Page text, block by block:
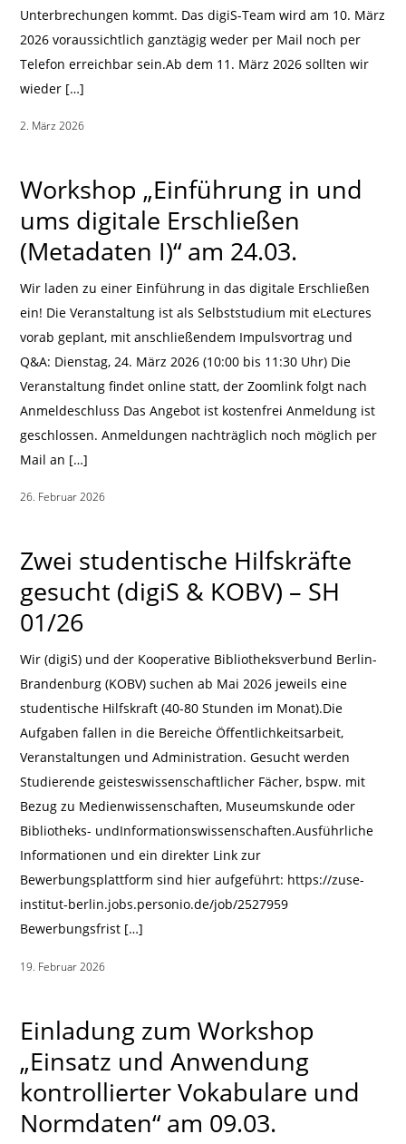
Unterbrechungen kommt. Das digiS-Team wird am 10. März
2026 voraussichtlich ganztägig weder per Mail noch per
Telefon erreichbar sein.Ab dem 11. März 2026 sollten wir
wieder […]
2. März 2026
Workshop „Einführung in und
ums digitale Erschließen
(Metadaten I)“ am 24.03.
Wir laden zu einer Einführung in das digitale Erschließen
ein! Die Veranstaltung ist als Selbststudium mit eLectures
vorab geplant, mit anschließendem Impulsvortrag und
Q&A: Dienstag, 24. März 2026 (10:00 bis 11:30 Uhr) Die
Veranstaltung findet online statt, der Zoomlink folgt nach
Anmeldeschluss Das Angebot ist kostenfrei Anmeldung ist
geschlossen. Anmeldungen nachträglich noch möglich per
Mail an […]
26. Februar 2026
Zwei studentische Hilfskräfte
gesucht (digiS & KOBV) – SH
01/26
Wir (digiS) und der Kooperative Bibliotheksverbund Berlin-
Brandenburg (KOBV) suchen ab Mai 2026 jeweils eine
studentische Hilfskraft (40-80 Stunden im Monat).Die
Aufgaben fallen in die Bereiche Öffentlichkeitsarbeit,
Veranstaltungen und Administration. Gesucht werden
Studierende geisteswissenschaftlicher Fächer, bspw. mit
Bezug zu Medienwissenschaften, Museumskunde oder
Bibliotheks- undInformationswissenschaften.Ausführliche
Informationen und ein direkter Link zur
Bewerbungsplattform sind hier aufgeführt: https://zuse-
institut-berlin.jobs.personio.de/job/2527959
Bewerbungsfrist […]
19. Februar 2026
Einladung zum Workshop
„Einsatz und Anwendung
kontrollierter Vokabulare und
Normdaten“ am 09.03.